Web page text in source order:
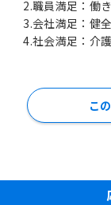
2.職員満足：働
3.会社満足：健
4.社会満足：介
こ